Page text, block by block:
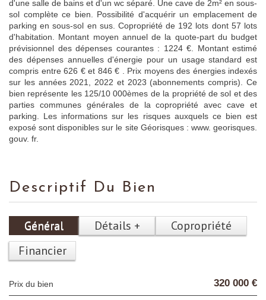
d'une salle de bains et d'un wc séparé. Une cave de 2m² en sous-
sol complète ce bien. Possibilité d'acquérir un emplacement de
parking en sous-sol en sus. Copropriété de 192 lots dont 57 lots
d'habitation. Montant moyen annuel de la quote-part du budget
prévisionnel des dépenses courantes : 1224 €. Montant estimé
des dépenses annuelles d'énergie pour un usage standard est
compris entre 626 € et 846 € . Prix moyens des énergies indexés
sur les années 2021, 2022 et 2023 (abonnements compris). Ce
bien représente les 125/10 000èmes de la propriété de sol et des
parties communes générales de la copropriété avec cave et
parking. Les informations sur les risques auxquels ce bien est
exposé sont disponibles sur le site Géorisques : www. georisques.
gouv. fr.
Descriptif Du Bien
Général Détails +
Copropriété
Financier
Prix du bien 320 000 €